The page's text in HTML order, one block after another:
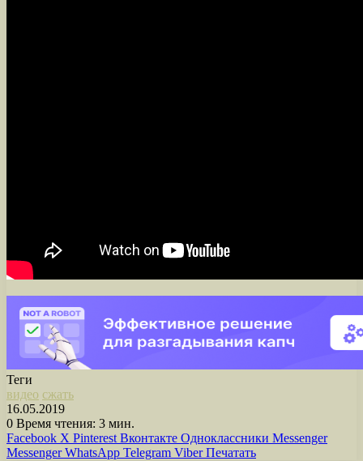
Теги
видео сжать
16.05.2019
0 Время чтения: 3 мин.
Facebook X Pinterest Вконтакте Одноклассники Messenger
Messenger WhatsApp Telegram Viber Печатать